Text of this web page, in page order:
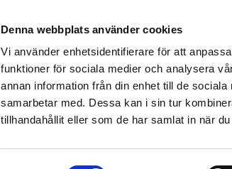
Denna webbplats använder cookies
Vi använder enhetsidentifierare för att
funktioner för sociala medier och analysera
annan information från din enhet till de
samarbetar med. Dessa kan i sin tur
tillhandahållit eller som de har samlat in när
Ansiktbehandling